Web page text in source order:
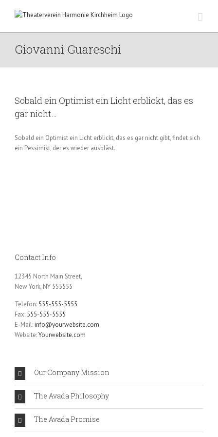
Giovanni Guareschi
Sobald ein Optimist ein Licht erblickt, das es
gar nicht…
Sobald ein Optimist ein Licht erblickt, das es gar nicht gibt, findet sich
ein Pessimist, der es wieder ausbläst.
Contact Info
12345 North Main Street,
New York, NY 555555
Telefon: 555-555-5555
Fax: 555-555-5555
E-Mail:info@yourwebsite.com
Website:Yourwebsite.com
Our Company Mission
The Avada Philosophy
The Avada Promise